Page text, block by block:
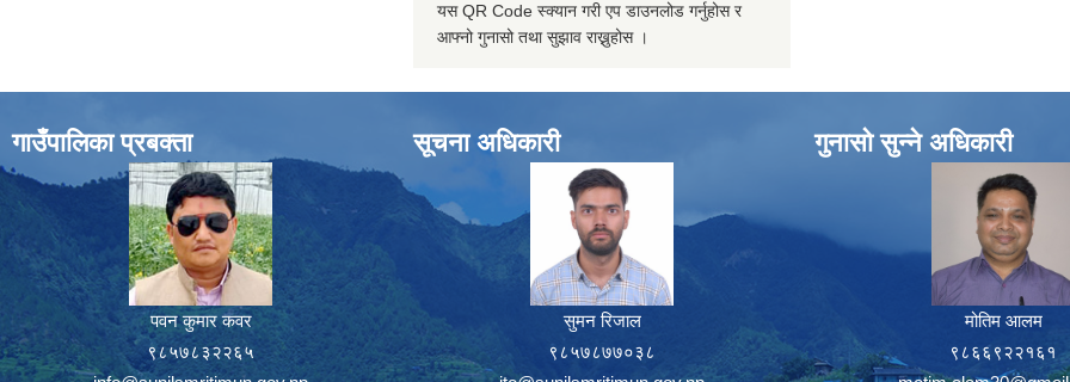
यस QR Code स्क्यान गरी एप डाउनलोड गर्नुहोस र
आफ्नो गुनासो तथा सुझाव राख्नुहोस ।
गाउँपालिका प्रबक्ता
पवन कुमार कवर
९८५७८३२२६५
सूचना अधिकारी
सुमन रिजाल
९८५७८७७०३८
गुनासो सुन्ने अधिकारी
मोतिम आलम
९८६६९२२१६१